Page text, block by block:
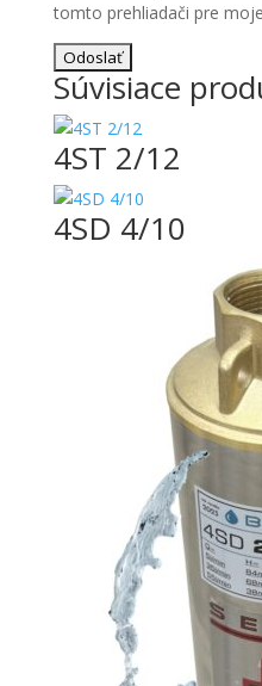
tomto prehliadači pre
Súvisiace
4ST 2/12
4SD 4/10